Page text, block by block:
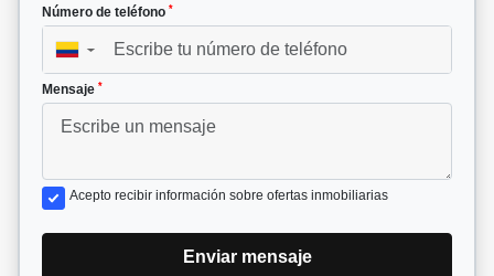
Número de teléfono *
▼
Mensaje *
Acepto recibir información sobre ofertas inmobiliarias
Enviar mensaje